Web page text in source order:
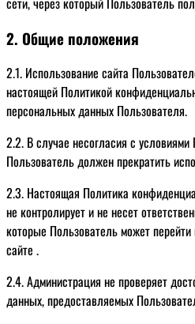
2. Общие положения
2.1. Использование сайта
настоящей Политикой
персональных данных Пользователя.
2.2. В случае несогласия с
Пользователь должен прекратить
2.3. Настоящая Политика
не контролирует и не несет
которые Пользователь может
сайте .
2.4. Администрация не проверяет
данных, предоставляемых